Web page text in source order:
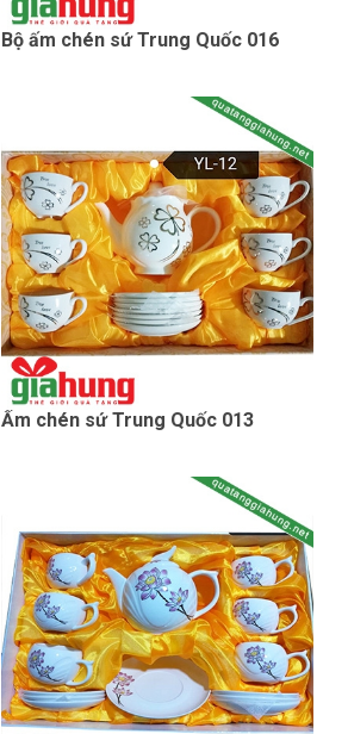
Bộ ấm chén sứ Trung Quốc 016
Ấm chén sứ Trung Quốc 013